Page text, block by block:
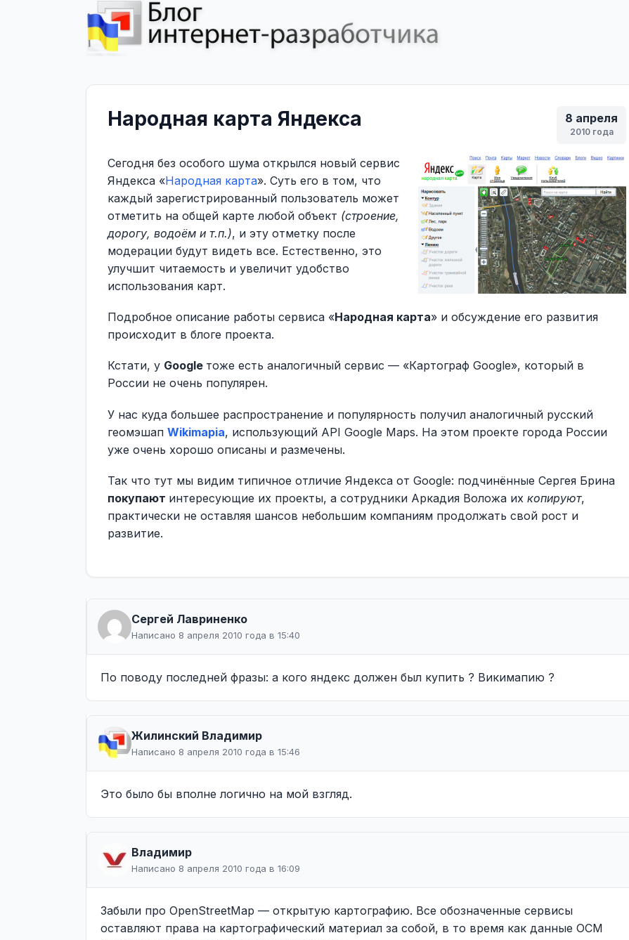
8 апреля
2010 года
Народная карта Яндекса
Сегодня без особого шума открылся новый сервис
Яндекса «Народная карта». Суть его в том, что
каждый зарегистрированный пользователь может
отметить на общей карте любой объект (строение,
дорогу, водоём и т.п.), и эту отметку после
модерации будут видеть все. Естественно, это
улучшит читаемость и увеличит удобство
использования карт.
Подробное описание работы сервиса «Народная карта» и обсуждение его развития
происходит в блоге проекта.
Кстати, у Google тоже есть аналогичный сервис — «Картограф Google», который в
России не очень популярен.
У нас куда большее распространение и популярность получил аналогичный русский
геомэшап Wikimapia, использующий API Google Maps. На этом проекте города России
уже очень хорошо описаны и размечены.
Так что тут мы видим типичное отличие Яндекса от Google: подчинённые Сергея Брина
покупают интересующие их проекты, а сотрудники Аркадия Воложа их копируют,
практически не оставляя шансов небольшим компаниям продолжать свой рост и
развитие.
Сергей Лавриненко
Написано 8 апреля 2010 года в 15:40
По поводу последней фразы: а кого яндекс должен был купить ? Викимапию ?
Жилинcкий Владимир
Написано 8 апреля 2010 года в 15:46
Это было бы вполне логично на мой взгляд.
Владимир
Написано 8 апреля 2010 года в 16:09
Забыли про OpenStreetMap — открытую картографию. Все обозначенные сервисы
оставляют права на картографический материал за собой, в то время как данные ОСМ